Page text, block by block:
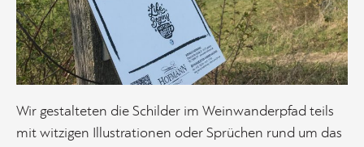
Wir gestalteten die Schilder im Weinwanderpfad teils
mit witzigen Illustrationen oder Sprüchen rund um das